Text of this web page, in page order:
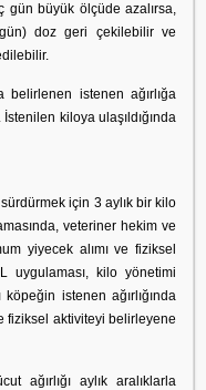
gün büyük ölçüde azalırsa,
doz geri çekilebilir ve
belirlenen istenen ağırlığa
kiloya ulaşıldığında
için 3 aylık bir kilo
veteriner hekim ve
yiyecek alımı ve fiziksel
uygulaması, kilo yönetimi
köpeğin istenen ağırlığında
fiziksel aktiviteyi belirleyene
ağırlığı aylık aralıklarla